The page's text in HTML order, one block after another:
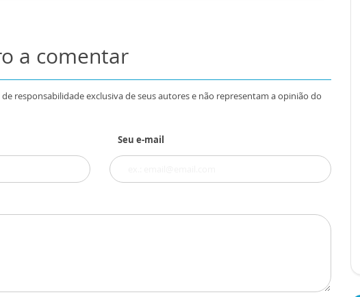
a comentar
responsabilidade exclusiva de seus autores e não representam a opinião do
Seu e-mail